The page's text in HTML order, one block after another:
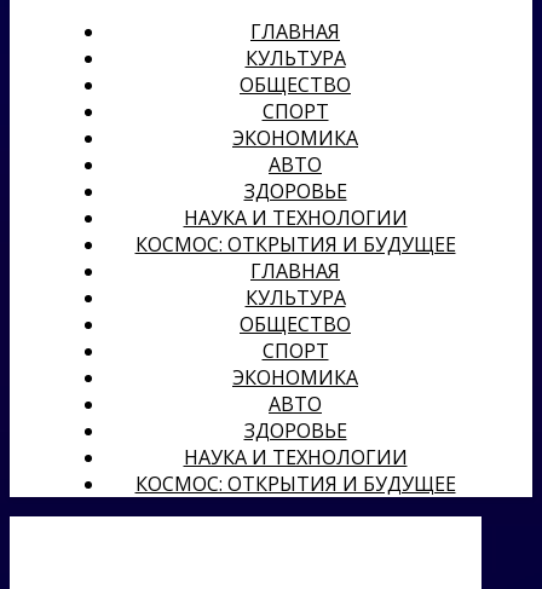
ГЛАВНАЯ
КУЛЬТУРА
ОБЩЕСТВО
СПОРТ
ЭКОНОМИКА
АВТО
ЗДОРОВЬЕ
НАУКА И ТЕХНОЛОГИИ
КОСМОС: ОТКРЫТИЯ И БУДУЩЕЕ
ГЛАВНАЯ
КУЛЬТУРА
ОБЩЕСТВО
СПОРТ
ЭКОНОМИКА
АВТО
ЗДОРОВЬЕ
НАУКА И ТЕХНОЛОГИИ
КОСМОС: ОТКРЫТИЯ И БУДУЩЕЕ